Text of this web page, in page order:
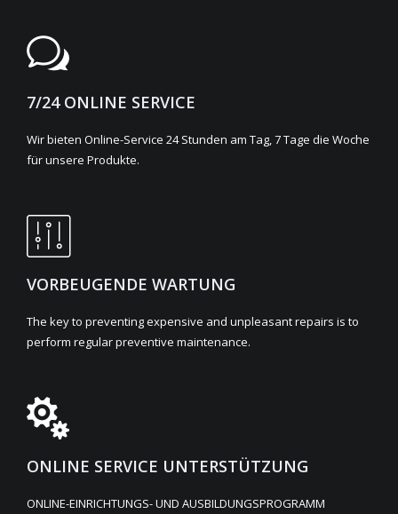
7/24 ONLINE SERVICE
Wir bieten Online-Service 24 Stunden am Tag, 7 Tage die Woche
für unsere Produkte.
VORBEUGENDE WARTUNG
The key to preventing expensive and unpleasant repairs is to
perform regular preventive maintenance.
ONLINE SERVICE UNTERSTÜTZUNG
ONLINE-EINRICHTUNGS- UND AUSBILDUNGSPROGRAMM